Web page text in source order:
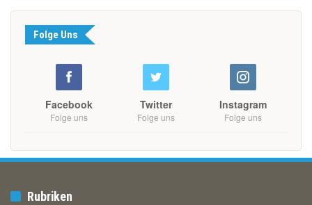
Folge Uns
Facebook
Folge uns
Twitter
Folge uns
Instagram
Folge uns
Rubriken